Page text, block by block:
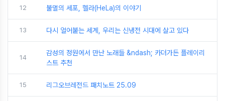
12 불멸의 세포, 헬라(HeLa)의 이야기
13 다시 얼어붙는 세계, 우리는 신냉전 시대에 살고 있다
14
감성의 정원에서 만난 노래들 &ndash; 카더가든 플레이리
스트 추천
15 리그오브레전드 패치노트 25.09